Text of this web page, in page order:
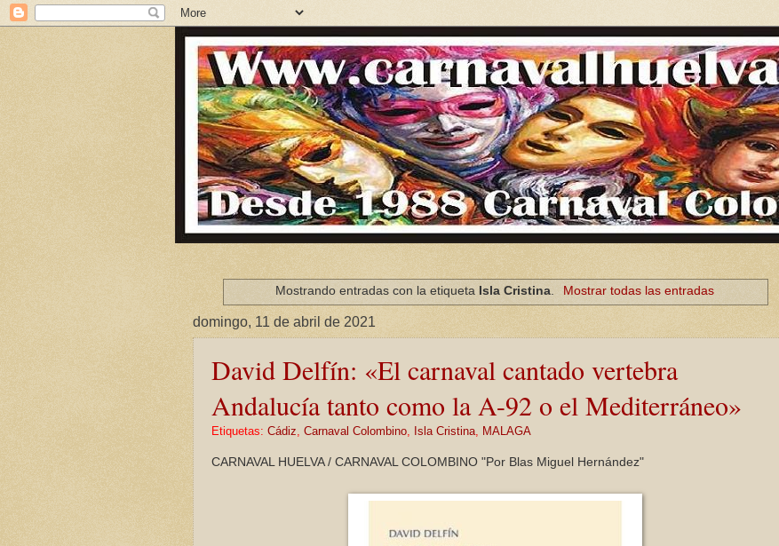
Mostrando entradas con la etiqueta Isla Cristina. Mostrar todas las entradas
domingo, 11 de abril de 2021
David Delfín: «El carnaval cantado vertebra
Andalucía tanto como la A-92 o el Mediterráneo»
Etiquetas: Cádiz Carnaval Colombino Isla Cristina MALAGA
CARNAVAL HUELVA / CARNAVAL COLOMBINO "Por Blas Miguel Hernández"